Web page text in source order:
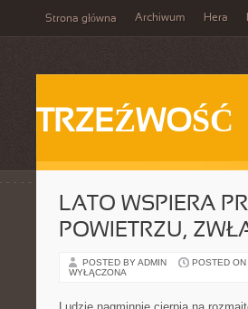
Strona główna Archiwum Hera
TRZEŹWOŚĆ
LATO WSPIERA
POWIETRZU,
POSTED BY ADMIN POSTED
WYŁĄCZONA